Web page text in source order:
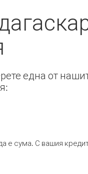
една от
е сума. С вашия